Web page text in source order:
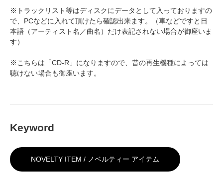
※トラックリスト等はディスクにデータとして入っておりますの
で、PCなどに入れて頂けたら確認出来ます。（車などですと日
本語（アーティスト名／曲名）だけ表記されない場合が御座いま
す）
※こちらは「CD-R」になりますので、昔の再生機種によっては
聴けない場合も御座います。
Keyword
NOVELTY ITEM / ノベルティー アイテム